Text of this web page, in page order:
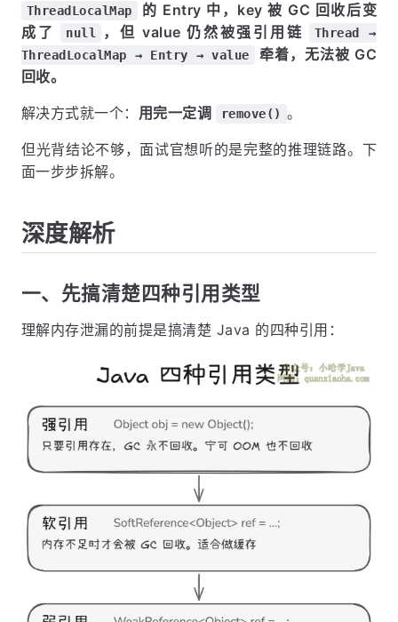
ThreadLocalMap
的 Entry 中，key 被 GC 回收后变
成了
null ，但 value 仍然被强引用链
Thread →
ThreadLocalMap → Entry → value
牵着，无法被 GC
回收。
解决方式就一个： 用完一定调 remove() 。
但光背结论不够，面试官想听的是完整的推理链路。下
面一步步拆解。
深度解析
一、先搞清楚四种引用类型
理解内存泄漏的前提是搞清楚 Java 的四种引用：